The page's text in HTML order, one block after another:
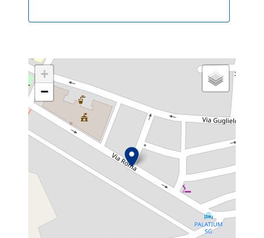
+
−